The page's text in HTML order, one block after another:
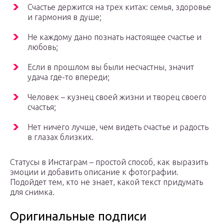
Счастье держится на трех китах: семья, здоровье
и гармония в душе;
Не каждому дано познать настоящее счастье и
любовь;
Если в прошлом вы были несчастны, значит
удача где-то впереди;
Человек – кузнец своей жизни и творец своего
счастья;
Нет ничего лучше, чем видеть счастье и радость
в глазах близких.
Статусы в Инстаграм – простой способ, как выразить
эмоции и добавить описание к фотографии.
Подойдет тем, кто не знает, какой текст придумать
для снимка.
Оригинальные подписи